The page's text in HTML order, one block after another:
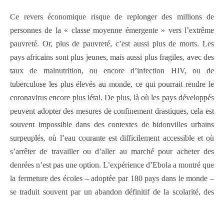
Ce revers économique risque de replonger des millions de
personnes de la « classe moyenne émergente » vers l’extrême
pauvreté. Or, plus de pauvreté, c’est aussi plus de morts. Les
pays africains sont plus jeunes, mais aussi plus fragiles, avec des
taux de malnutrition, ou encore d’infection HIV, ou de
tuberculose les plus élevés au monde, ce qui pourrait rendre le
coronavirus encore plus létal. De plus, là où les pays développés
peuvent adopter des mesures de confinement drastiques, cela est
souvent impossible dans des contextes de bidonvilles urbains
surpeuplés, où l’eau courante est difficilement accessible et où
s’arrêter de travailler ou d’aller au marché pour acheter des
denrées n’est pas une option. L’expérience d’Ebola a montré que
la fermeture des écoles – adoptée par 180 pays dans le monde –
se traduit souvent par un abandon définitif de la scolarité, des